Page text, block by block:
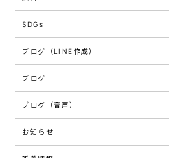
SDGs
ブログ（LINE作成）
ブログ
ブログ（音声）
お知らせ